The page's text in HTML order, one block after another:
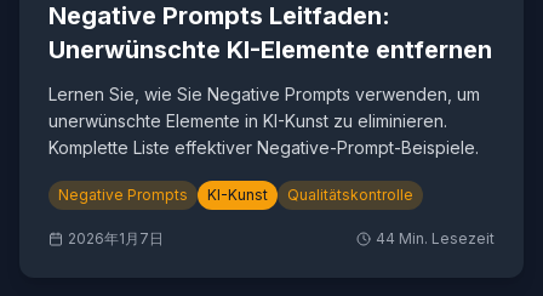
Negative Prompts Leitfaden:
Unerwünschte KI-Elemente entfernen
Lernen Sie, wie Sie Negative Prompts verwenden, um
unerwünschte Elemente in KI-Kunst zu eliminieren.
Komplette Liste effektiver Negative-Prompt-Beispiele.
Negative Prompts KI-Kunst Qualitätskontrolle
2026年1月7日 44 Min. Lesezeit